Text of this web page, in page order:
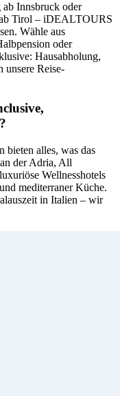
Innsbruck oder
Tirol – iDEALTOURS
Wähle aus
oder
Hausabholung,
unsere Reise-
bieten alles, was das
der Adria, All
Wellnesshotels
mediterraner Küche.
in Italien – wir